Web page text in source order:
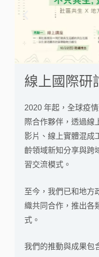
上
篇
線上國際研
2020 年起，全球疫
際合作夥伴，透過線
影片、線上實體混成
齡領域新知分享與跨
習交流模式。
至今，我們已和地方
織共同合作，推出各
式。
我們的推動與成果包